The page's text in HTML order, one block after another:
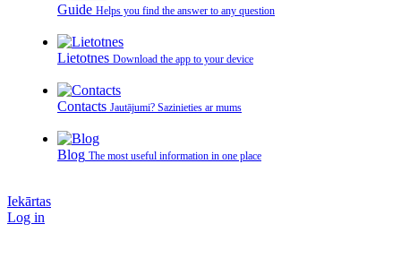
Guide Helps you find the answer to any question
Lietotnes Download the app to your device
Contacts Jautājumi? Sazinieties ar mums
Blog The most useful information in one place
Iekārtas
Log in